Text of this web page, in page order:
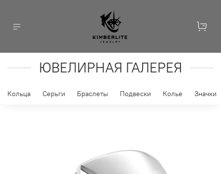
ЮВЕЛИРНАЯ ГАЛЕРЕЯ
Кольца Серьги Браслеты Подвески Колье Значки